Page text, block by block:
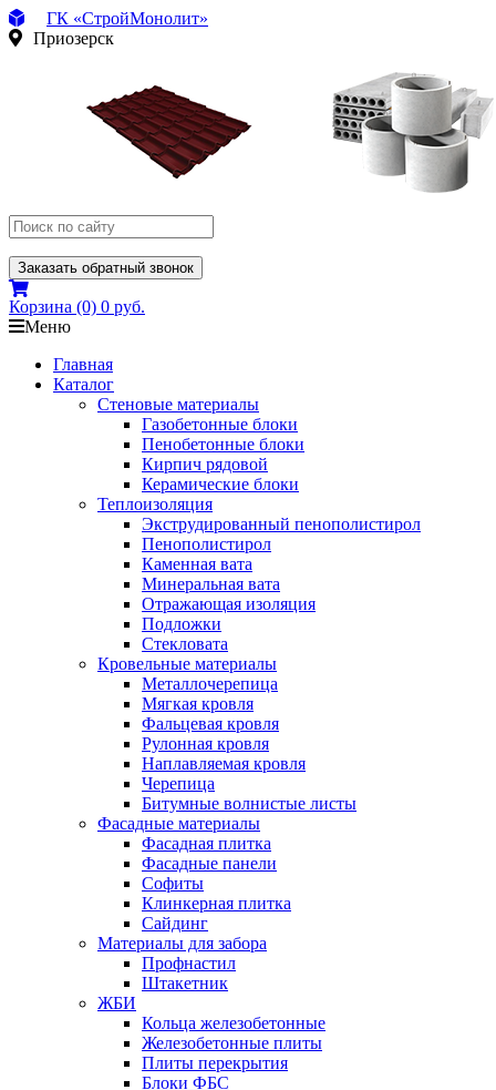
ГК «СтройМонолит»
Приозерск
Заказать обратный звонок
Корзина (0) 0 руб.
Меню
Главная
Каталог
Стеновые материалы
Газобетонные блоки
Пенобетонные блоки
Кирпич рядовой
Керамические блоки
Теплоизоляция
Экструдированный пенополистирол
Пенополистирол
Каменная вата
Минеральная вата
Отражающая изоляция
Подложки
Стекловата
Кровельные материалы
Металлочерепица
Мягкая кровля
Фальцевая кровля
Рулонная кровля
Наплавляемая кровля
Черепица
Битумные волнистые листы
Фасадные материалы
Фасадная плитка
Фасадные панели
Софиты
Клинкерная плитка
Сайдинг
Материалы для забора
Профнастил
Штакетник
ЖБИ
Кольца железобетонные
Железобетонные плиты
Плиты перекрытия
Блоки ФБС